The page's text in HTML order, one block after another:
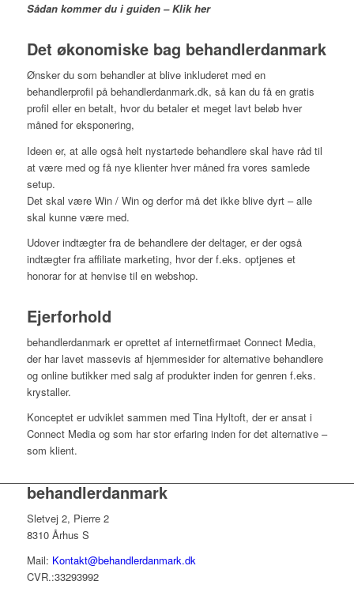
Sådan kommer du i guiden – Klik her
Det økonomiske bag behandlerdanmark
Ønsker du som behandler at blive inkluderet med en
behandlerprofil på behandlerdanmark.dk, så kan du få en gratis
profil eller en betalt, hvor du betaler et meget lavt beløb hver
måned for eksponering,
Ideen er, at alle også helt nystartede behandlere skal have råd til
at være med og få nye klienter hver måned fra vores samlede
setup.
Det skal være Win / Win og derfor må det ikke blive dyrt – alle
skal kunne være med.
Udover indtægter fra de behandlere der deltager, er der også
indtægter fra affiliate marketing, hvor der f.eks. optjenes et
honorar for at henvise til en webshop.
Ejerforhold
behandlerdanmark er oprettet af internetfirmaet Connect Media,
der har lavet massevis af hjemmesider for alternative behandlere
og online butikker med salg af produkter inden for genren f.eks.
krystaller.
Konceptet er udviklet sammen med Tina Hyltoft, der er ansat i
Connect Media og som har stor erfaring inden for det alternative –
som klient.
behandlerdanmark
Sletvej 2, Pierre 2
8310 Århus S
Mail: Kontakt@behandlerdanmark.dk
CVR.:33293992